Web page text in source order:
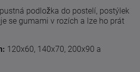
podložka do postelí, postýlek
se gumami v rozích a lze ho prát
120x60, 140x70, 200x90 a